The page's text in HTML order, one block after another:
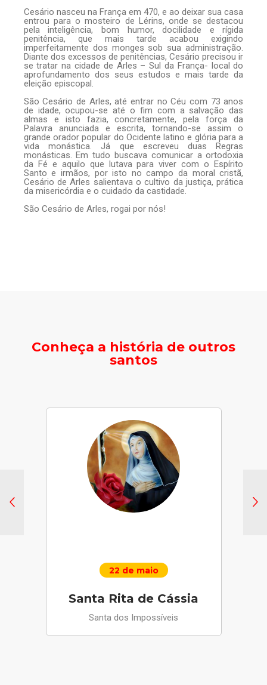
Cesário nasceu na França em 470, e ao deixar sua casa
entrou para o mosteiro de Lérins, onde se destacou
pela inteligência, bom humor, docilidade e rígida
penitência, que mais tarde acabou exigindo
imperfeitamente dos monges sob sua administração.
Diante dos excessos de penitências, Cesário precisou ir
se tratar na cidade de Arles – Sul da França- local do
aprofundamento dos seus estudos e mais tarde da
eleição episcopal.
São Cesário de Arles, até entrar no Céu com 73 anos
de idade, ocupou-se até o fim com a salvação das
almas e isto fazia, concretamente, pela força da
Palavra anunciada e escrita, tornando-se assim o
grande orador popular do Ocidente latino e glória para a
vida monástica. Já que escreveu duas Regras
monásticas. Em tudo buscava comunicar a ortodoxia
da Fé e aquilo que lutava para viver com o Espírito
Santo e irmãos, por isto no campo da moral cristã,
Cesário de Arles salientava o cultivo da justiça, prática
da misericórdia e o cuidado da castidade.
São Cesário de Arles, rogai por nós!
Conheça a história de outros
santos
22 de maio
Santa Rita de Cássia
Santa dos Impossíveis